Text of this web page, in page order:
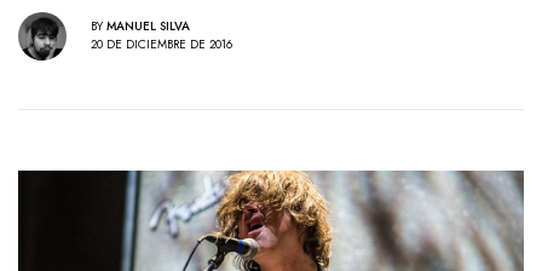
BY MANUEL SILVA
20 DE DICIEMBRE DE 2016